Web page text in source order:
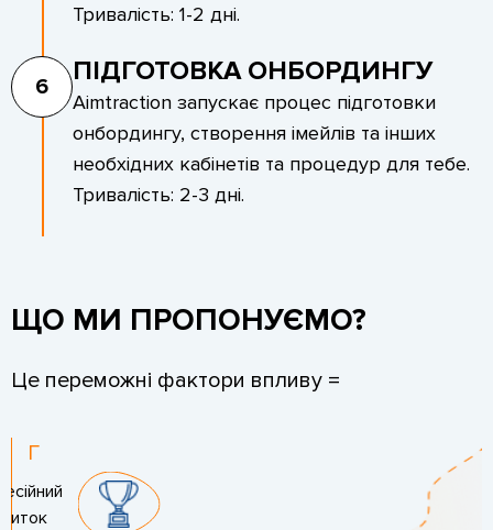
Тривалість: 1-2 дні.
6 ПІДГОТОВКА ОНБОРДИНГУ
Aimtraction запускає процес підготовки
онбордингу, створення імейлів та інших
необхідних кабінетів та процедур для тебе.
Тривалість: 2-3 дні.
ЩО МИ ПРОПОНУЄМО?
Це переможні фактори впливу =
Г